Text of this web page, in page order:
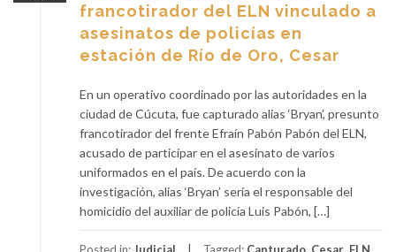
francotirador del ELN vinculado a
asesinatos de policías en
estación de Río de Oro, Cesar
En un operativo coordinado por las autoridades en la
ciudad de Cúcuta, fue capturado alias ‘Bryan’, presunto
francotirador del frente Efraín Pabón Pabón del ELN,
acusado de participar en el asesinato de varios
uniformados en el país. De acuerdo con la
investigación, alias ‘Bryan’ sería el responsable del
homicidio del auxiliar de policía Luis Pabón, […]